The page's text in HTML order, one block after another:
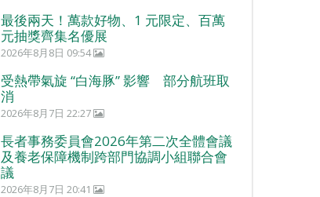
最後兩天！萬款好物、1 元限定、百萬
元抽獎齊集名優展
2026年8月8日 09:54
受熱帶氣旋 “白海豚” 影響 部分航班取
消
2026年8月7日 22:27
長者事務委員會2026年第二次全體會議
及養老保障機制跨部門協調小組聯合會
議
2026年8月7日 20:41